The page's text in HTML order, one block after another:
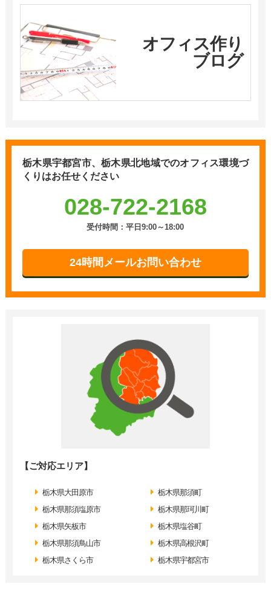
オフィス作り
ブログ
栃木県宇都宮市、栃木県北地域でのオフィス環境づ
くりはお任せください
028-722-2168
受付時間：平日9:00～18:00
24時間メールお問い合わせ
【ご対応エリア】
栃木県大田原市
栃木県那須塩原市
栃木県矢板市
栃木県那須鳥山市
栃木県さくら市
栃木県那須町
栃木県那珂川町
栃木県塩谷町
栃木県高根沢町
栃木県宇都宮市